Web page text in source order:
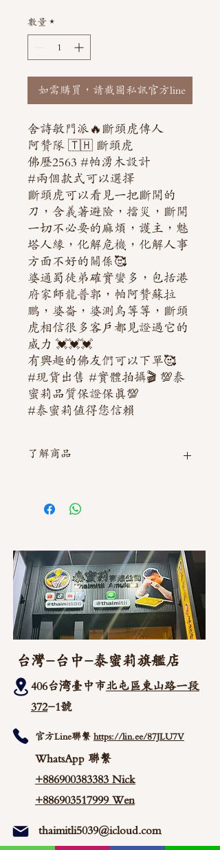
數量 *
如需購買，請截圖私訊官方line
舍詩敏門派🔥斷頭虎傳人
阿贊隊 🇹🇭 斷頭虎
佛歷2563 #帕湧木設計
#兩個款式可以選擇
斷頭虎可以看見一把斷開的
刀，含義著避險，擋災，斷開
一切不必要的麻煩，護主，魅
塔人緣，化解危機，化解人事
方面不好的關係🥰
婆通蜀徒弟確實蠻多，包括港
府家師龍普郭，帕阿贊蘇拉
鵬，婆崙，婆測烏等等，斷頭
虎相信很多客戶都見證過它的
威力 💓💓💓
有興趣的佛友們可以下單🥰
#現貨出售 #實體拍攝🎬 💯泰
蜜莉品質保證保真💯
#泰蜜莉值得您信賴
了解商品
台灣-台中-泰蜜莉旗艦店
406台湾臺中市北屯區東山路一段
372-1號
官方Line聯繫 https://lin.ee/87JLU7V
WhatsApp 聯繫
+886900383383 Nick
+886903517999 Wen
thaimitli5039@icloud.com